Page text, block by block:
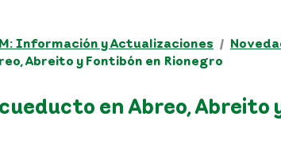
Información y Actualizaciones
Abreito y Fontibón en Rionegro
en Abreo, Abreito